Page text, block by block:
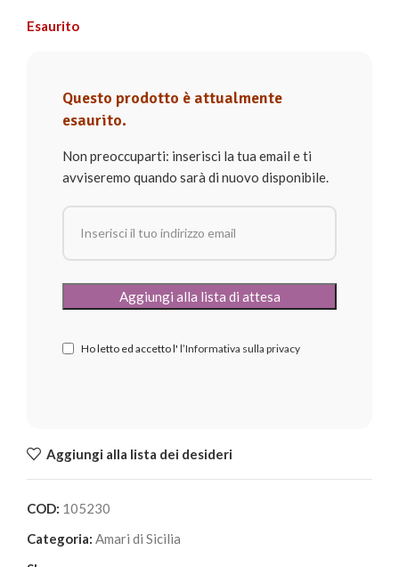
Esaurito
Questo prodotto è attualmente
esaurito.
Non preoccuparti: inserisci la tua email e ti
avviseremo quando sarà di nuovo disponibile.
Ho letto ed accetto l' l’Informativa sulla privacy
Aggiungi alla lista dei desideri
COD: 105230
Categoria: Amari di Sicilia